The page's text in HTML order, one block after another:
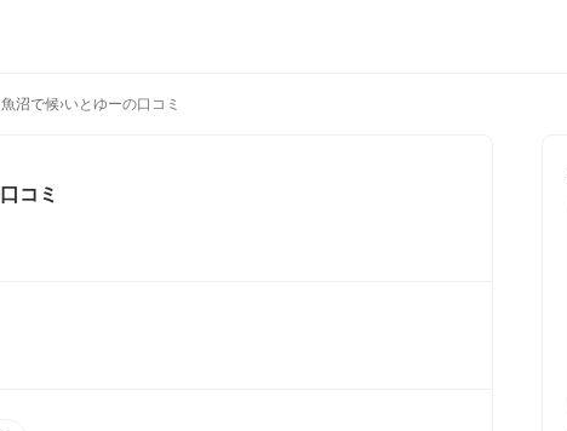
沼で候›いとゆーの口コミ
コミ